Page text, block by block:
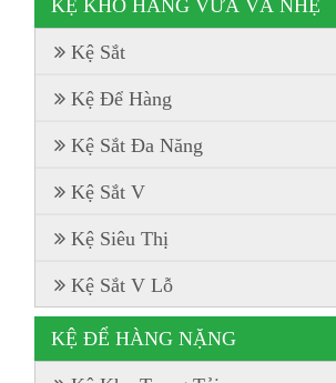
KỆ KHO HÀNG VỪA VÀ NHẸ
Kệ Sắt
Kệ Để Hàng
Kệ Sắt Đa Năng
Kệ Sắt V
Kệ Siêu Thị
Kệ Sắt V Lỗ
KỆ ĐỂ HÀNG NẶNG